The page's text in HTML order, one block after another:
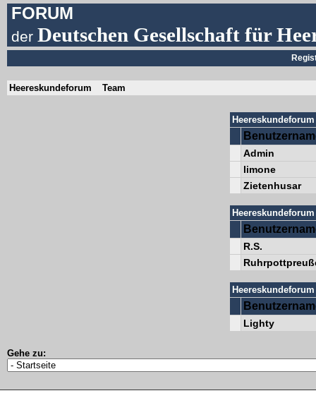
FORUM
derDeutschen Gesellschaft für
Heereskundeforum Team
Admin
limone
Zietenhusar
R.S.
Lighty
Gehe zu: